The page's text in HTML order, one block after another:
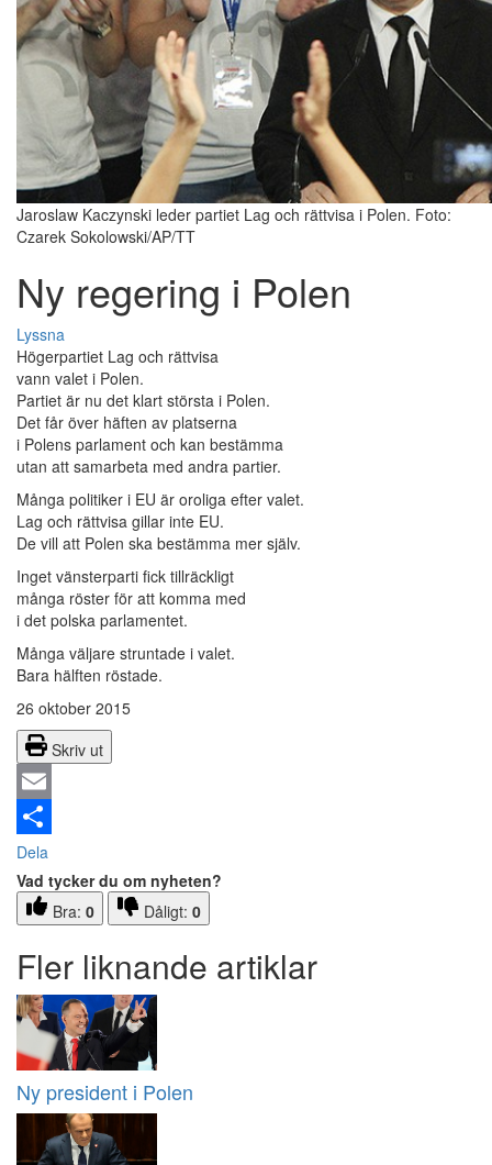
Jaroslaw Kaczynski leder partiet Lag och rättvisa i Polen. Foto:
Czarek Sokolowski/AP/TT
Ny regering i Polen
Lyssna
Högerpartiet Lag och rättvisa
vann valet i Polen.
Partiet är nu det klart största i Polen.
Det får över häften av platserna
i Polens parlament och kan bestämma
utan att samarbeta med andra partier.
Många politiker i EU är oroliga efter valet.
Lag och rättvisa gillar inte EU.
De vill att Polen ska bestämma mer själv.
Inget vänsterparti fick tillräckligt
många röster för att komma med
i det polska parlamentet.
Många väljare struntade i valet.
Bara hälften röstade.
26 oktober 2015
Skriv ut
Email
Dela
Vad tycker du om nyheten?
Bra: 0 Dåligt: 0
Fler liknande artiklar
Ny president i Polen